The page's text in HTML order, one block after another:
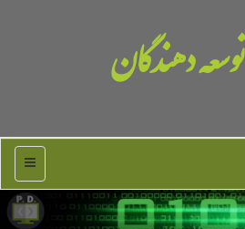
توسعه دهندگان
منو